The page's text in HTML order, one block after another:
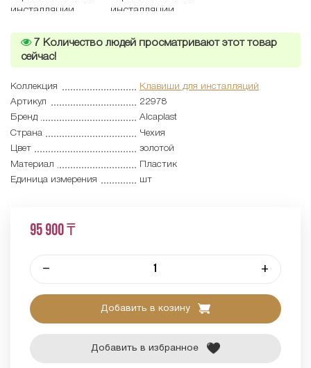
7 Количество людей просматривают этот товар
сейчас!
Коллекция
Клавиши для инсталляций
Артикул
22978
Бренд
Alcaplast
Страна
Чехия
Цвет
золотой
Материал
Пластик
Единица измерения
шт
95 900 ₸
– +
Добавить в козину
Добавить в избранное